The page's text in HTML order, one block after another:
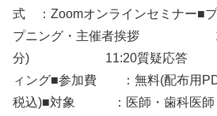
式 ：Zoomオンラインセミナー■
プニング・主催者挨拶
分) 11:20質疑応答
ィング■参加費 ：無料(配布用
税込)■対象 ：医師・歯科医師